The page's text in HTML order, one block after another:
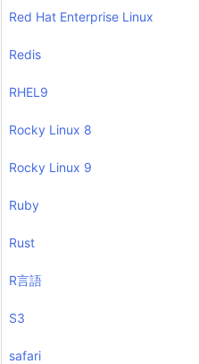
Red Hat Enterprise Linux
Redis
RHEL9
Rocky Linux 8
Rocky Linux 9
Ruby
Rust
R言語
S3
safari